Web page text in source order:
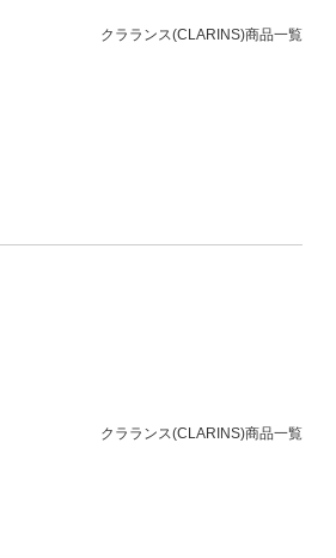
クラランス(CLARINS)商品一覧
クラランス(CLARINS)商品一覧